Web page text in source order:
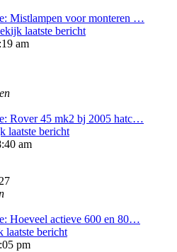
Mistlampen voor monteren …
laatste bericht
am
Rover 45 mk2 bj 2005 hatc…
laatste bericht
am
Hoeveel actieve 600 en 80…
laatste bericht
pm